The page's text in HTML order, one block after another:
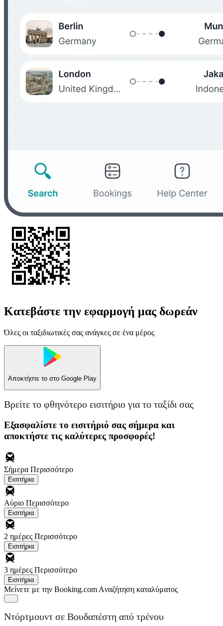
Κατεβάστε την εφαρμογή μας δωρεάν
Όλες οι ταξιδιωτικές σας ανάγκες σε ένα μέρος
Αποκτήστε το στο Google Play
Βρείτε το φθηνότερο εισιτήριο για το ταξίδι σας
Εξασφαλίστε το εισιτήριό σας σήμερα και
αποκτήστε τις καλύτερες προσφορές!
Σήμερα Περισσότερο
Εισιτήρια
Αύριο Περισσότερο
Εισιτήρια
2 ημέρες Περισσότερο
Εισιτήρια
3 ημέρες Περισσότερο
Εισιτήρια
Μείνετε με την Booking.com Aναζήτηση καταλύματος
Ντόρτμουντ σε Βουδαπέστη από τρένου